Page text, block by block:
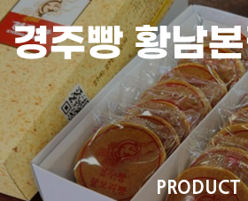
PRODUCT